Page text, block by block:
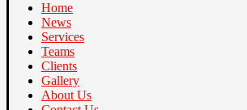
Home
News
Services
Teams
Clients
Gallery
About Us